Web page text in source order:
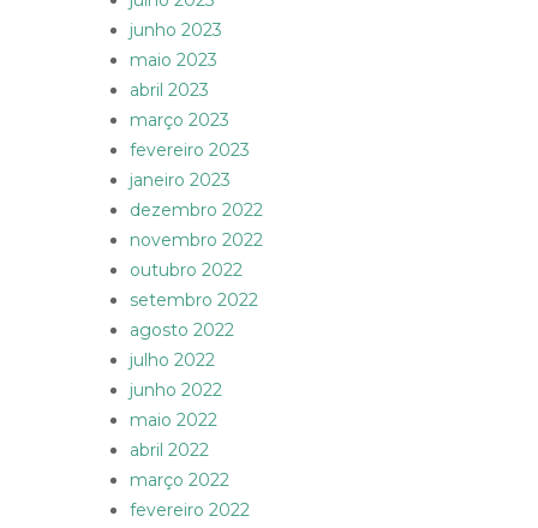
junho 2023
maio 2023
abril 2023
março 2023
fevereiro 2023
janeiro 2023
dezembro 2022
novembro 2022
outubro 2022
setembro 2022
agosto 2022
julho 2022
junho 2022
maio 2022
abril 2022
março 2022
fevereiro 2022